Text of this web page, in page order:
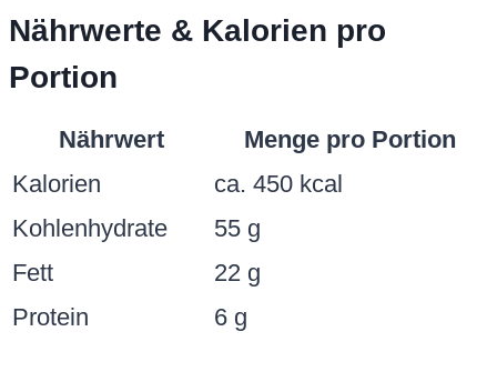
Nährwerte & Kalorien pro
Portion
Nährwert
Menge pro Portion
Kalorien
ca. 450 kcal
Kohlenhydrate
55 g
Fett
22 g
Protein
6 g